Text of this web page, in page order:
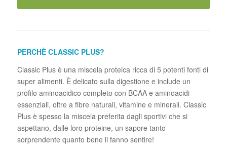
PERCHÈ CLASSIC PLUS?
Classic Plus è una miscela proteica ricca di 5 potenti fonti di
super alimenti. È delicato sulla digestione e include un
profilo aminoacidico completo con BCAA e aminoacidi
essenziali, oltre a fibre naturali, vitamine e minerali. Classic
Plus è spesso la miscela preferita dagli sportivi che si
aspettano, dalle loro proteine, un sapore tanto
sorprendente quanto bene li fanno sentire!